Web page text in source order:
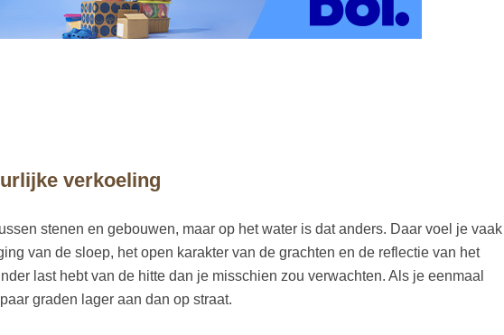
verkoeling
stenen en gebouwen, maar op het water is dat anders. Daar voel je vaak
van de sloep, het open karakter van de grachten en de reflectie van het
last hebt van de hitte dan je misschien zou verwachten. Als je eenmaal
graden lager aan dan op straat.